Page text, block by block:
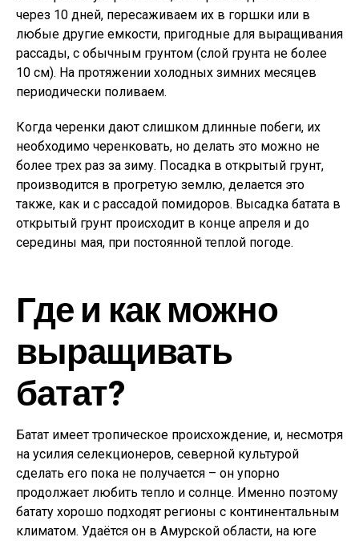
через 10 дней, пересаживаем их в горшки или в
любые другие емкости, пригодные для выращивания
рассады, с обычным грунтом (слой грунта не более
10 см). На протяжении холодных зимних месяцев
периодически поливаем.
Когда черенки дают слишком длинные побеги, их
необходимо черенковать, но делать это можно не
более трех раз за зиму. Посадка в открытый грунт,
производится в прогретую землю, делается это
также, как и с рассадой помидоров. Высадка батата в
открытый грунт происходит в конце апреля и до
середины мая, при постоянной теплой погоде.
Где и как можно
выращивать
батат?
Батат имеет тропическое происхождение, и, несмотря
на усилия селекционеров, северной культурой
сделать его пока не получается – он упорно
продолжает любить тепло и солнце. Именно поэтому
батату хорошо подходят регионы с континентальным
климатом. Удаётся он в Амурской области, на юге